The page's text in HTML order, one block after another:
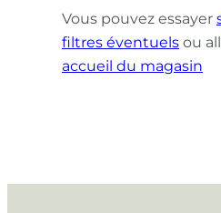
Vous pouvez essayer
filtres éventuels ou
accueil du magasin